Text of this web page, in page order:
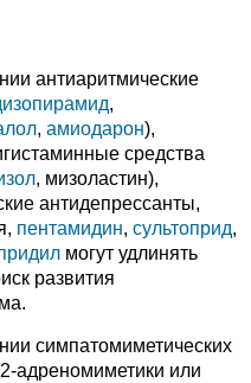
антиаритмические
,
, амиодарон),
средства
, мизоластин),
антидепрессанты,
пентамидин, сультоприд,
могут удлинять
развития
симпатомиметических
адреномиметики или